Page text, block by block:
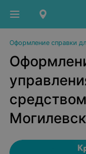
Оформление справки